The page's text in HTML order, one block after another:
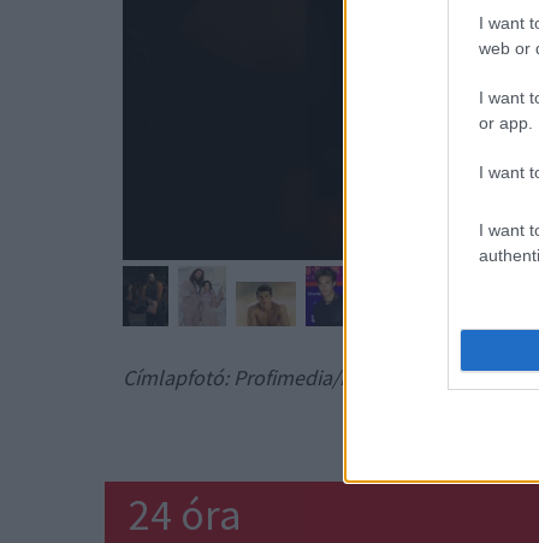
I want
web or
I want
or app.
I want
I want
Címlapfotó: Profimedia/RedDot
24 óra